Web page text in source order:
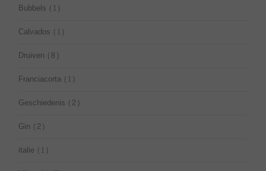
Bubbels (1)
Calvados (1)
Druiven (8)
Franciacorta (1)
Geschiedenis (2)
Gin (2)
italie (1)